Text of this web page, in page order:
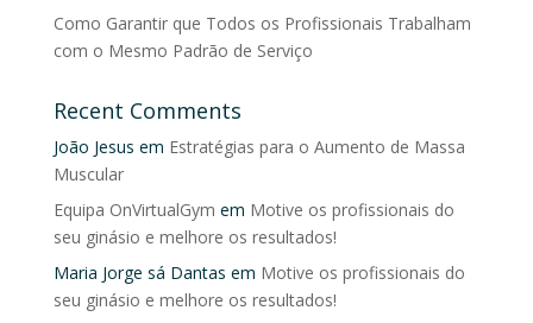
Como Garantir que Todos os Profissionais Trabalham
com o Mesmo Padrão de Serviço
Recent Comments
João Jesus em Estratégias para o Aumento de Massa
Muscular
Equipa OnVirtualGym em Motive os profissionais do
seu ginásio e melhore os resultados!
Maria Jorge sá Dantas em Motive os profissionais do
seu ginásio e melhore os resultados!